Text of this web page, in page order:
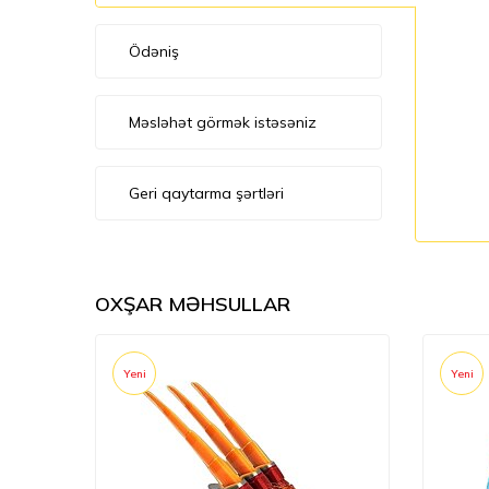
Ödəniş
Məsləhət görmək istəsəniz
Geri qaytarma şərtləri
OXŞAR MƏHSULLAR
Yeni Yeni